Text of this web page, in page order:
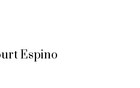
Espino